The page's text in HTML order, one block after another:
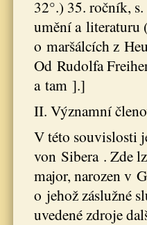
32°.) 35. ročník,
umění a literaturu
o maršálcích z
Od Rudolfa
a tam ].]
II. Významní
V této souvislosti
von Sibera . Zde
major, narozen v
o jehož záslužné
uvedené zdroje